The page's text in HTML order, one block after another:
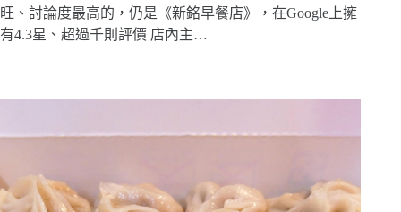
旺、討論度最高的，仍是《新銘早餐店》，在Google上擁
有4.3星、超過千則評價 店內主…